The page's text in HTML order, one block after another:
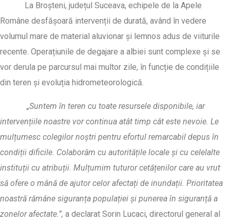
La Broșteni, județul Suceava, echipele de la Apele
Române desfășoară intervenții de durată, având în vedere
volumul mare de material aluvionar și lemnos adus de viiturile
recente. Operațiunile de degajare a albiei sunt complexe și se
vor derula pe parcursul mai multor zile, în funcție de condițiile
din teren și evoluția hidrometeorologică.
„Suntem în teren cu toate resursele disponibile, iar
intervențiile noastre vor continua atât timp cât este nevoie. Le
mulțumesc colegilor noștri pentru efortul remarcabil depus în
condiții dificile. Colaborăm cu autoritățile locale și cu celelalte
instituții cu atribuții. Mulțumim tuturor cetățenilor care au vrut
să ofere o mână de ajutor celor afectați de inundații. Prioritatea
noastră rămâne siguranța populației și punerea în siguranță a
zonelor afectate.”, a declarat Sorin Lucaci, directorul general al